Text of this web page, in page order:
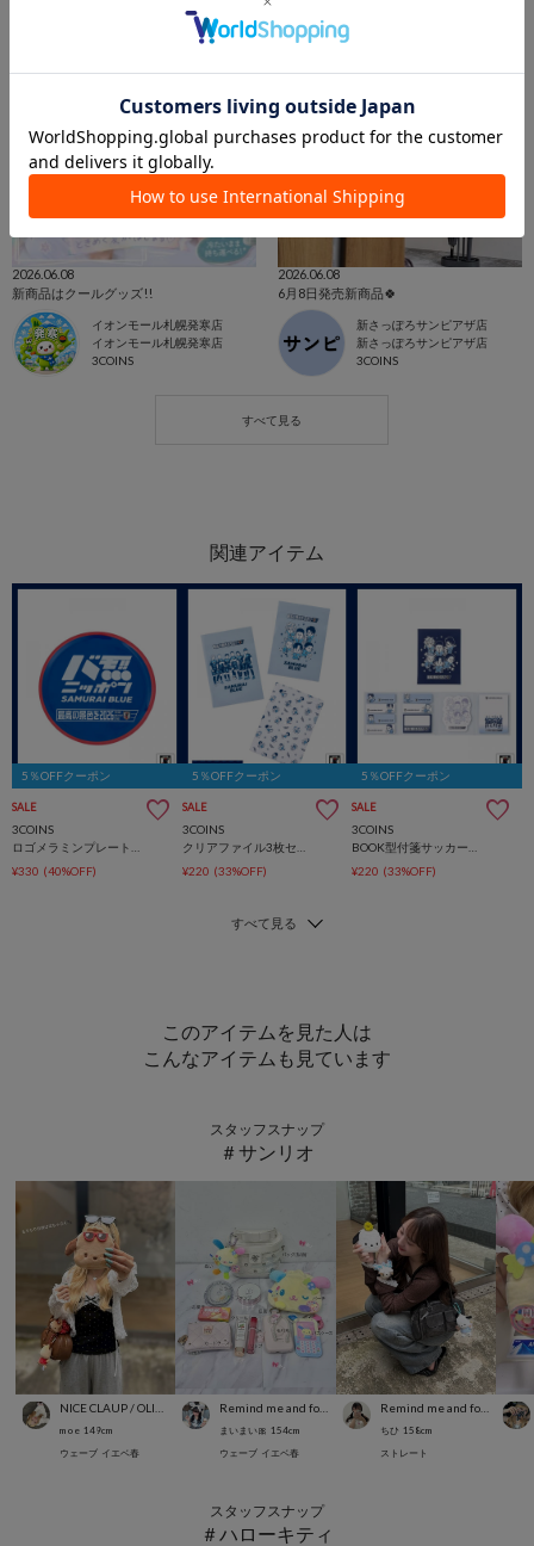
2026.06.08
新商品はクールグッズ!!
イオンモール札幌発寒店
イオンモール札幌発寒店
3COINS
2026.06.08
6月8日発売新商品🍀
新さっぽろサンピアザ店
新さっぽろサンピアザ店
3COINS
5％OFFクーポン
SALE
3COINS
¥330 (40%OFF)
5％OFFクーポン
SALE
3COINS
¥220 (33%OFF)
5％OFFクーポン
SALE
3COINS
¥220 (33%OFF)
このアイテムを見た人は
こんなアイテムも見ています
スタッフスナップ
＃サンリオ
m o e 149cm
ウェーブ イエベ春
まいまい🎀 154cm
ウェーブ イエベ春
Remind me and forever
ちひ 158cm
ストレート
スタッフスナップ
＃ハローキティ